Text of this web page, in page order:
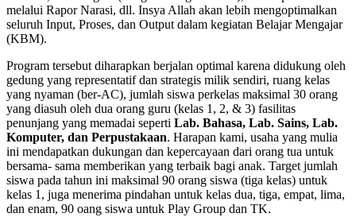
melalui Rapor Narasi, dll. Insya Allah akan lebih mengoptimalkan
seluruh Input, Proses, dan Output dalam kegiatan Belajar Mengajar
(KBM).
Program tersebut diharapkan berjalan optimal karena didukung oleh
gedung yang representatif dan strategis milik sendiri, ruang kelas
yang nyaman (ber-AC), jumlah siswa perkelas maksimal 30 orang
yang diasuh oleh dua orang guru (kelas 1, 2, & 3) fasilitas
penunjang yang memadai seperti Lab. Bahasa, Lab. Sains, Lab.
Komputer, dan Perpustakaan. Harapan kami, usaha yang mulia
ini mendapatkan dukungan dan kepercayaan dari orang tua untuk
bersama- sama memberikan yang terbaik bagi anak. Target jumlah
siswa pada tahun ini maksimal 90 orang siswa (tiga kelas) untuk
kelas 1, juga menerima pindahan untuk kelas dua, tiga, empat, lima,
dan enam, 90 oang siswa untuk Play Group dan TK.